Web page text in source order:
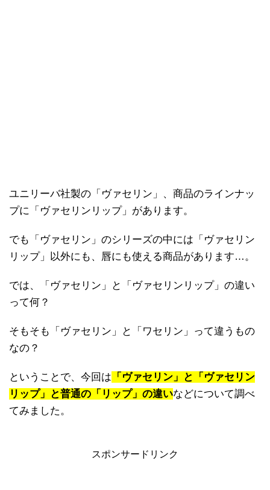
ユニリーバ社製の「ヴァセリン」、商品のラインナッ
プに「ヴァセリンリップ」があります。
でも「ヴァセリン」のシリーズの中には「ヴァセリン
リップ」以外にも、唇にも使える商品があります…。
では、「ヴァセリン」と「ヴァセリンリップ」の違い
って何？
そもそも「ヴァセリン」と「ワセリン」って違うもの
なの？
ということで、今回は 「ヴァセリン」と「ヴァセリン
リップ」と普通の「リップ」の違いなどについて調べ
てみました。
スポンサードリンク